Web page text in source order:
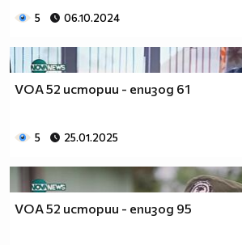
5 06.10.2024
VOA 52 истории - епизод 61
5 25.01.2025
VOA 52 истории - епизод 95